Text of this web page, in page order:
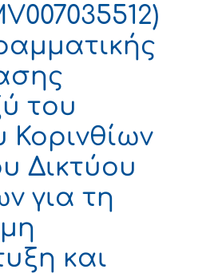
του
Κορινθίων
Δικτύου
για τη
και